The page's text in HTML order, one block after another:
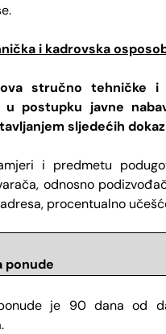
i kadrovska
stručno tehničke i
u postupku javne
sljedećih
i predmetu
odnosno
procentualno
ponude
je 90 dana od